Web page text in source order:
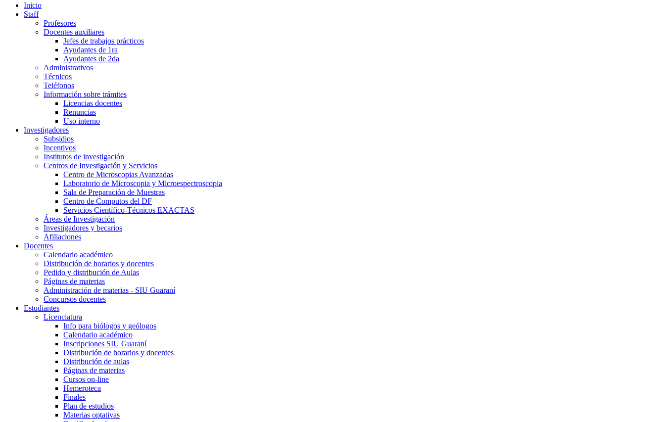
Inicio
Staff
Profesores
Docentes auxiliares
Jefes de trabajos prácticos
Ayudantes de 1ra
Ayudantes de 2da
Administrativos
Técnicos
Teléfonos
Información sobre trámites
Licencias docentes
Renuncias
Uso interno
Investigadores
Subsidios
Incentivos
Institutos de investigación
Centros de Investigación y Servicios
Centro de Microscopias Avanzadas
Laboratorio de Microscopia y Microespectroscopia
Sala de Preparación de Muestras
Centro de Computos del DF
Servicios Científico-Técnicos EXACTAS
Áreas de Investigación
Investigadores y becarios
Afiliaciones
Docentes
Calendario académico
Distribución de horarios y docentes
Pedido y distribución de Aulas
Páginas de materias
Administración de materias - SIU Guaraní
Concursos docentes
Estudiantes
Licenciatura
Info para biólogos y geólogos
Calendario académico
Inscripciones SIU Guaraní
Distribución de horarios y docentes
Distribución de aulas
Páginas de materias
Cursos on-line
Hemeroteca
Finales
Plan de estudios
Materias optativas